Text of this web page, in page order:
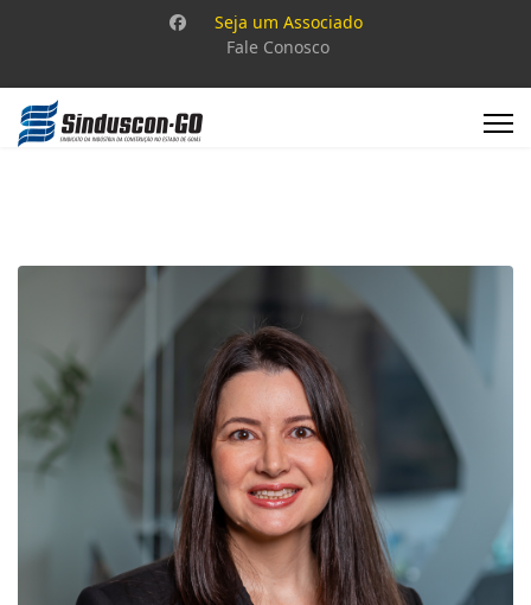
Seja um Associado
Fale Conosco